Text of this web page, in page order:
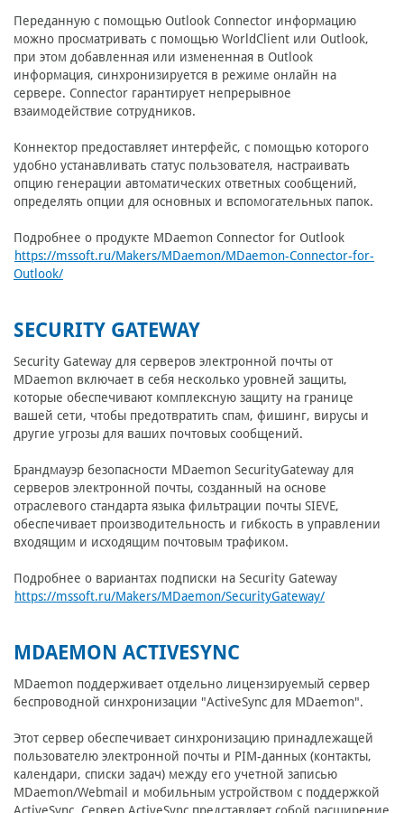
Переданную с помощью Outlook Connector информацию
можно просматривать с помощью WorldClient или Outlook,
при этом добавленная или измененная в Outlook
информация, синхронизируется в режиме онлайн на
сервере. Connector гарантирует непрерывное
взаимодействие сотрудников.
Коннектор предоставляет интерфейс, с помощью которого
удобно устанавливать статус пользователя, настраивать
опцию генерации автоматических ответных сообщений,
определять опции для основных и вспомогательных папок.
Подробнее о продукте MDaemon Connector for Outlook
https://mssoft.ru/Makers/MDaemon/MDaemon-Connector-for-
Outlook/
SECURITY GATEWAY
Security Gateway для серверов электронной почты от
MDaemon включает в себя несколько уровней защиты,
которые обеспечивают комплексную защиту на границе
вашей сети, чтобы предотвратить спам, фишинг, вирусы и
другие угрозы для ваших почтовых сообщений.
Брандмауэр безопасности MDaemon SecurityGateway для
серверов электронной почты, созданный на основе
отраслевого стандарта языка фильтрации почты SIEVE,
обеспечивает производительность и гибкость в управлении
входящим и исходящим почтовым трафиком.
Подробнее о вариантах подписки на Security Gateway
https://mssoft.ru/Makers/MDaemon/SecurityGateway/
MDAEMON ACTIVESYNC
MDaemon поддерживает отдельно лицензируемый сервер
беспроводной синхронизации "ActiveSync для MDaemon".
Этот сервер обеспечивает синхронизацию принадлежащей
пользователю электронной почты и PIM-данных (контакты,
календари, списки задач) между его учетной записью
MDaemon/Webmail и мобильным устройством с поддержкой